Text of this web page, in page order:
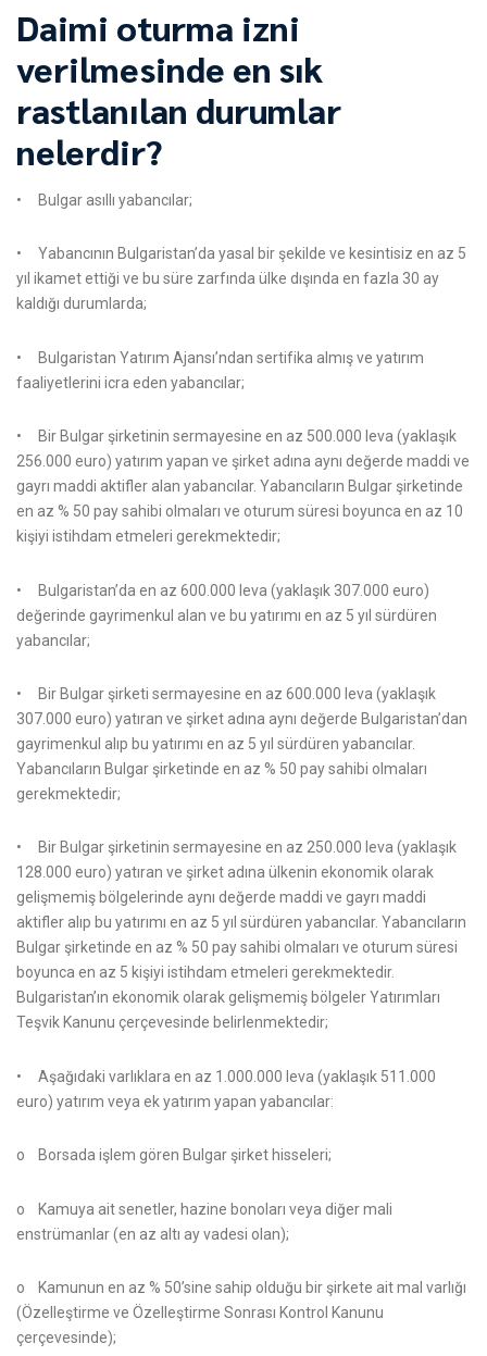
Daimi oturma izni
verilmesinde en sık
rastlanılan durumlar
nelerdir?
• Bulgar asıllı yabancılar;
• Yabancının Bulgaristan’da yasal bir şekilde ve kesintisiz en az 5
yıl ikamet ettiği ve bu süre zarfında ülke dışında en fazla 30 ay
kaldığı durumlarda;
• Bulgaristan Yatırım Ajansı’ndan sertifika almış ve yatırım
faaliyetlerini icra eden yabancılar;
• Bir Bulgar şirketinin sermayesine en az 500.000 leva (yaklaşık
256.000 euro) yatırım yapan ve şirket adına aynı değerde maddi ve
gayrı maddi aktifler alan yabancılar. Yabancıların Bulgar şirketinde
en az % 50 pay sahibi olmaları ve oturum süresi boyunca en az 10
kişiyi istihdam etmeleri gerekmektedir;
• Bulgaristan’da en az 600.000 leva (yaklaşık 307.000 euro)
değerinde gayrimenkul alan ve bu yatırımı en az 5 yıl sürdüren
yabancılar;
• Bir Bulgar şirketi sermayesine en az 600.000 leva (yaklaşık
307.000 euro) yatıran ve şirket adına aynı değerde Bulgaristan’dan
gayrimenkul alıp bu yatırımı en az 5 yıl sürdüren yabancılar.
Yabancıların Bulgar şirketinde en az % 50 pay sahibi olmaları
gerekmektedir;
• Bir Bulgar şirketinin sermayesine en az 250.000 leva (yaklaşık
128.000 euro) yatıran ve şirket adına ülkenin ekonomik olarak
gelişmemiş bölgelerinde aynı değerde maddi ve gayrı maddi
aktifler alıp bu yatırımı en az 5 yıl sürdüren yabancılar. Yabancıların
Bulgar şirketinde en az % 50 pay sahibi olmaları ve oturum süresi
boyunca en az 5 kişiyi istihdam etmeleri gerekmektedir.
Bulgaristan’ın ekonomik olarak gelişmemiş bölgeler Yatırımları
Teşvik Kanunu çerçevesinde belirlenmektedir;
• Aşağıdaki varlıklara en az 1.000.000 leva (yaklaşık 511.000
euro) yatırım veya ek yatırım yapan yabancılar:
o Borsada işlem gören Bulgar şirket hisseleri;
o Kamuya ait senetler, hazine bonoları veya diğer mali
enstrümanlar (en az altı ay vadesi olan);
o Kamunun en az % 50’sine sahip olduğu bir şirkete ait mal varlığı
(Özelleştirme ve Özelleştirme Sonrası Kontrol Kanunu
çerçevesinde);